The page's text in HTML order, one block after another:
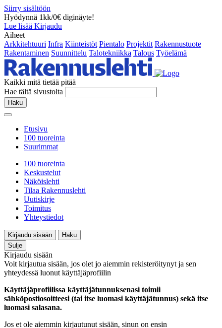
Siirry sisältöön
Hyödynnä 1kk/0€ diginäyte!
Lue lisää Kirjaudu
Aiheet
Arkkitehtuuri Infra Kiinteistöt Pientalo Projektit Rakennustuote
Rakentaminen Suunnittelu Talotekniikka Talous Työelämä
Kaikki mitä tietää pitää
Hae tältä sivustolta
Haku
Etusivu
100 tuoreinta
Suurimmat
100 tuoreinta
Keskustelut
Näköislehti
Tilaa Rakennuslehti
Uutiskirje
Toimitus
Yhteystiedot
Kirjaudu sisään
Haku
Sulje
Kirjaudu sisään
Voit kirjautua sisään, jos olet jo aiemmin rekisteröitynyt ja sen
yhteydessä luonut käyttäjäprofiilin
Käyttäjäprofiilissa käyttäjätunnuksenasi toimii
sähköpostiosoitteesi (tai itse luomasi käyttäjätunnus) sekä itse
luomasi salasana.
Jos et ole aiemmin kirjautunut sisään, sinun on ensin